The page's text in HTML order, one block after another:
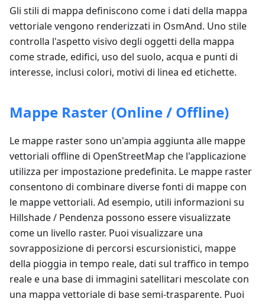
Gli stili di mappa definiscono come i dati della mappa
vettoriale vengono renderizzati in OsmAnd. Uno stile
controlla l'aspetto visivo degli oggetti della mappa
come strade, edifici, uso del suolo, acqua e punti di
interesse, inclusi colori, motivi di linea ed etichette.
Mappe Raster (Online / Offline)
Le mappe raster sono un'ampia aggiunta alle mappe
vettoriali offline di OpenStreetMap che l'applicazione
utilizza per impostazione predefinita. Le mappe raster
consentono di combinare diverse fonti di mappe con
le mappe vettoriali. Ad esempio, utili informazioni su
Hillshade / Pendenza possono essere visualizzate
come un livello raster. Puoi visualizzare una
sovrapposizione di percorsi escursionistici, mappe
della pioggia in tempo reale, dati sul traffico in tempo
reale e una base di immagini satellitari mescolate con
una mappa vettoriale di base semi-trasparente. Puoi